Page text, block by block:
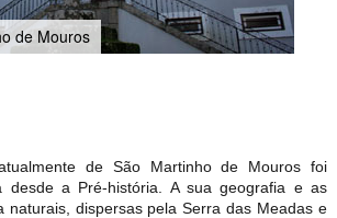
de Mouros
de São Martinho de Mouros foi
desde a Pré-história. A sua geografia e as
naturais, dispersas pela Serra das Meadas e